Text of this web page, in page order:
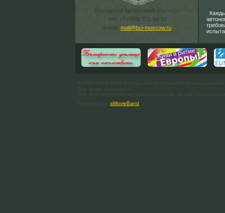
Болгарский Культурный Институт
тел. +7 (495) 771-60-18
e-mail: mail@bci-moscow.ru
aMovieBand